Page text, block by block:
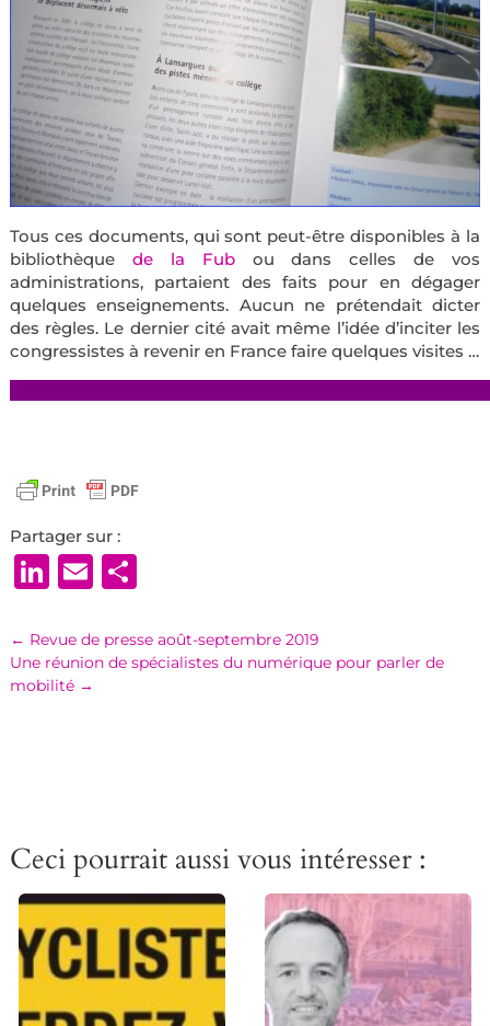
Tous ces documents, qui sont peut-être disponibles à la
bibliothèque de la Fubou dans celles de vos
administrations, partaient des faits pour en dégager
quelques enseignements. Aucun ne prétendait dicter
des règles. Le dernier cité avait même l’idée d’inciter les
congressistes à revenir en France faire quelques visites …
Partager sur :
LinkedIn
EmailPartager
← Revue de presse août-septembre 2019
Une réunion de spécialistes du numérique pour parler de
mobilité→
Ceci pourrait aussi vous intéresser :